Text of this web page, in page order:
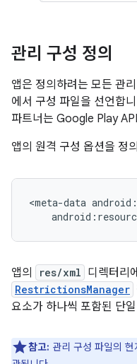
관리 구성 정의
앱은 정의하려는 모든 관
에서 구성 파일을 선언합
파트너는 Google Play
앱의 원격 구성 옵션을 정
<meta-data
앱의 res/xml 디렉터리에
RestrictionsManager
요소가 하나씩 포함된 단
참고: 관리 구성 파일의